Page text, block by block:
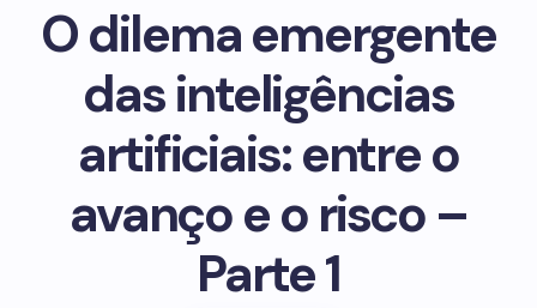
O dilema emergente
das inteligências
artificiais: entre o
avanço e o risco –
Parte 1